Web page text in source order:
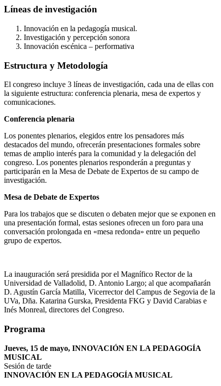
Líneas de investigación
Innovación en la pedagogía musical.
Investigación y percepción sonora
Innovación escénica – performativa
Estructura y Metodología
El congreso incluye 3 líneas de investigación, cada una de ellas con
la siguiente estructura: conferencia plenaria, mesa de expertos y
comunicaciones.
Conferencia plenaria
Los ponentes plenarios, elegidos entre los pensadores más
destacados del mundo, ofrecerán presentaciones formales sobre
temas de amplio interés para la comunidad y la delegación del
congreso. Los ponentes plenarios responderán a preguntas y
participarán en la Mesa de Debate de Expertos de su campo de
investigación.
Mesa de Debate de Expertos
Para los trabajos que se discuten o debaten mejor que se exponen en
una presentación formal, estas sesiones ofrecen un foro para una
conversación prolongada en «mesa redonda» entre un pequeño
grupo de expertos.
La inauguración será presidida por el Magnífico Rector de la
Universidad de Valladolid, D. Antonio Largo; al que acompañarán
D. Agustín García Matilla, Vicerrector del Campus de Segovia de la
UVa, Dña. Katarina Gurska, Presidenta FKG y David Carabias e
Inés Monreal, directores del Congreso.
Programa
Jueves, 15 de mayo, INNOVACIÓN EN LA PEDAGOGÍA
MUSICAL
Sesión de tarde
INNOVACIÓN EN LA PEDAGOGÍA MUSICAL